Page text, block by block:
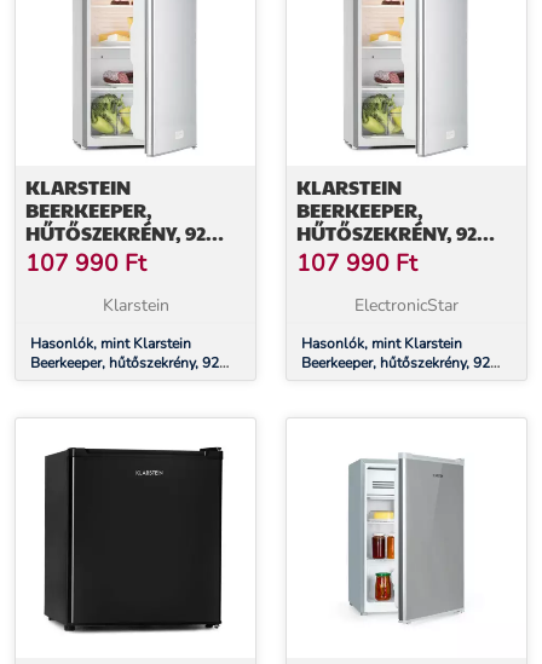
KLARSTEIN
BEERKEEPER,
HŰTŐSZEKRÉNY, 92
LITER, F
ENERGIAHATÉKONYSÁGI
OSZTÁLY, 3 SZINT, EZÜST
107 990 Ft
Klarstein
Hasonlók, mint Klarstein
Beerkeeper, hűtőszekrény, 92
liter, F energiahatékonysági
KLARSTEIN
BEERKEEPER,
HŰTŐSZEKRÉNY, 92
LITER, F
ENERGIAHATÉKONYSÁGI
OSZTÁLY, 3 SZINT, EZÜST
107 990 Ft
ElectronicStar
Hasonlók, mint Klarstein
Beerkeeper, hűtőszekrény, 92
liter, F energiahatékonysági